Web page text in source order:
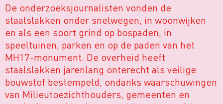
De onderzoeksjournalisten vonden de
staalslakken onder snelwegen, in woonwijken
en als een soort grind op bospaden, in
speeltuinen, parken en op de paden van het
MH17-monument. De overheid heeft
staalslakken jarenlang onterecht als veilige
bouwstof bestempeld, ondanks waarschuwingen
van Milieutoezichthouders, gemeenten en